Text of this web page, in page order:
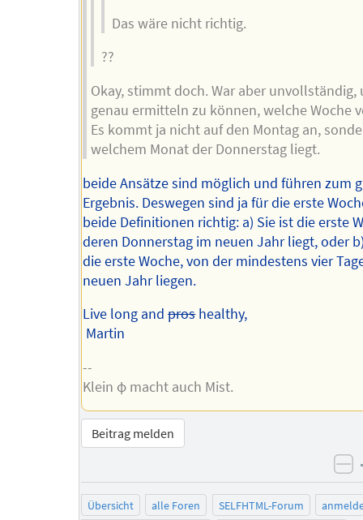
Das wäre nicht richtig.
??
Okay, stimmt doch. War aber unvollständig,
genau ermitteln zu können, welche Woche
Es kommt ja nicht auf den Montag an,
welchem Monat der Donnerstag liegt.
beide Ansätze sind möglich und führen zum
Ergebnis. Deswegen sind ja für die erste
beide Definitionen richtig: a) Sie ist die erste
deren Donnerstag im neuen Jahr liegt, oder
die erste Woche, von der mindestens vier
neuen Jahr liegen.
Live long andproshealthy,
Martin
--
Klein φ macht auch Mist.
Beitrag melden
Übersicht alle Foren SELFHTML-Forum